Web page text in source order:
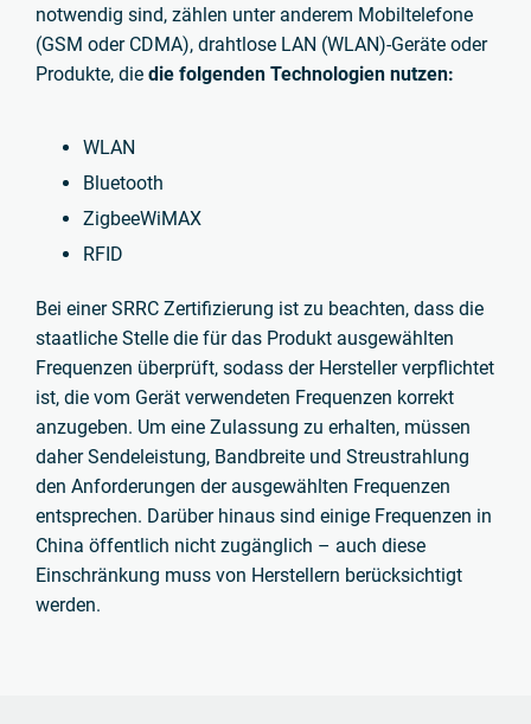
notwendig sind, zählen unter anderem Mobiltelefone
(GSM oder CDMA), drahtlose LAN (WLAN)-Geräte oder
Produkte, die die folgenden Technologien nutzen:
WLAN
Bluetooth
ZigbeeWiMAX
RFID
Bei einer SRRC Zertifizierung ist zu beachten, dass die
staatliche Stelle die für das Produkt ausgewählten
Frequenzen überprüft, sodass der Hersteller verpflichtet
ist, die vom Gerät verwendeten Frequenzen korrekt
anzugeben. Um eine Zulassung zu erhalten, müssen
daher Sendeleistung, Bandbreite und Streustrahlung
den Anforderungen der ausgewählten Frequenzen
entsprechen. Darüber hinaus sind einige Frequenzen in
China öffentlich nicht zugänglich – auch diese
Einschränkung muss von Herstellern berücksichtigt
werden.